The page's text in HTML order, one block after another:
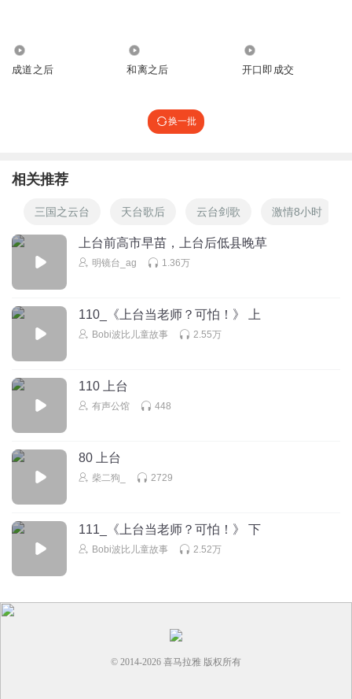
成道之后 和离之后 开口即成交
换一批
相关推荐
三国之云台 天台歌后 云台剑歌 激情8小时
上台前高市早苗，上台后低县晚草
明镜台_ag 1.36万
110_《上台当老师？可怕！》 上
Bobi波比儿童故事 2.55万
110 上台
有声公馆 448
80 上台
柴二狗_ 2729
111_《上台当老师？可怕！》 下
Bobi波比儿童故事 2.52万
© 2014-2026 喜马拉雅 版权所有